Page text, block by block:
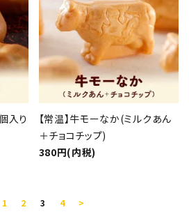
入り
【常温】牛モーなか(ミルクあん
＋チョコチップ)
380円(内税)
1 2 3 4
>